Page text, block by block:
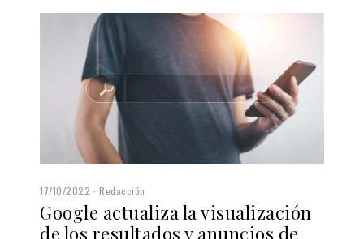
17/10/2022 Redacción
Google actualiza la visualización
de los resultados y anuncios de